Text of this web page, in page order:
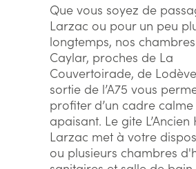
Que vous soyez de
Larzac ou pour un peu
longtemps, nos
Caylar, proches de La
Couvertoirade, de
sortie de l’A75 vous
profiter d’un cadre
apaisant. Le gite
Larzac met à votre
ou plusieurs chambres